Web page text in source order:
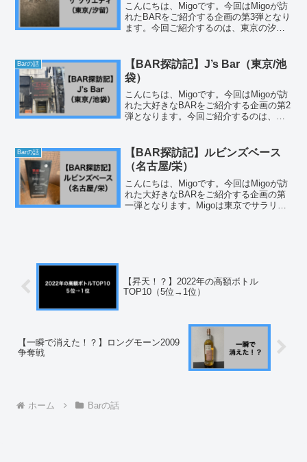
こんにちは、Migoです。今回はMigoが訪
れたBARをご紹介する企画の第3弾となり
ます。今回ご紹介するのは、東京の汐留
ている方と３人で行ってきました。場所
は...
Barの話
【BAR探訪記】J’s Bar（東京/池
袋）
こんにちは、Migoです。今回はMigoが訪
れた大好きなBARをご紹介する企画の第2
弾となります。今回ご紹介するのは、東
ないのですが、私の訪問した記録として
も意味...
Barの話
【BAR探訪記】ルビンズベース
（名古屋/栄）
こんにちは、Migoです。今回はMigoが訪
れた大好きなBARをご紹介する企画の第
一弾となります。Migoは東京でサラリー
【昇天！？】2022年の高額ボトル
TOP10（5位→1位）
【一瞬で消えた！？】ロングモーン2009
争奪戦
ホーム Barの話